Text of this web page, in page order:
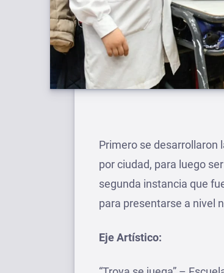
Primero se desarrollaron
por ciudad, para luego
segunda instancia que
para presentarse a nivel
Eje Artístico: